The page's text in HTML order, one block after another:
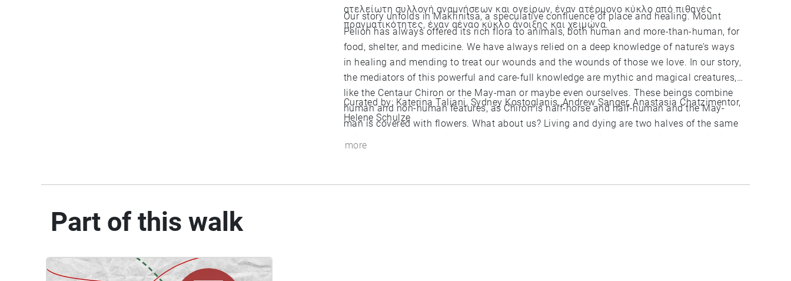
ατελείωτη συλλογή αναμνήσεων και ονείρων, έναν ατέρμονο κύκλο από πιθανές
πραγματικότητες, έναν αέναο κύκλο άνοιξης και χειμώνα.
Our story unfolds in Makrinitsa, a speculative confluence of place and healing. Mount
Pelion has always offered its rich flora to animals, both human and more-than-human, for
food, shelter, and medicine. We have always relied on a deep knowledge of nature’s ways
in healing and mending to treat our wounds and the wounds of those we love. In our story,
the mediators of this powerful and care-full knowledge are mythic and magical creatures,
like the Centaur Chiron or the May-man or maybe even ourselves. These beings combine
human and non-human features, as Chiron is half-horse and half-human and the May-
man is covered with flowers. What about us? Living and dying are two halves of the same
coin. Through speculative myth-making we transform stories of love, grief and desire into
Curated by: Katerina Taliani, Sydney Kostoglanis, Andrew Sanger, Anastasia Chatzimentor,
Helene Schulze
more
Part of this walk